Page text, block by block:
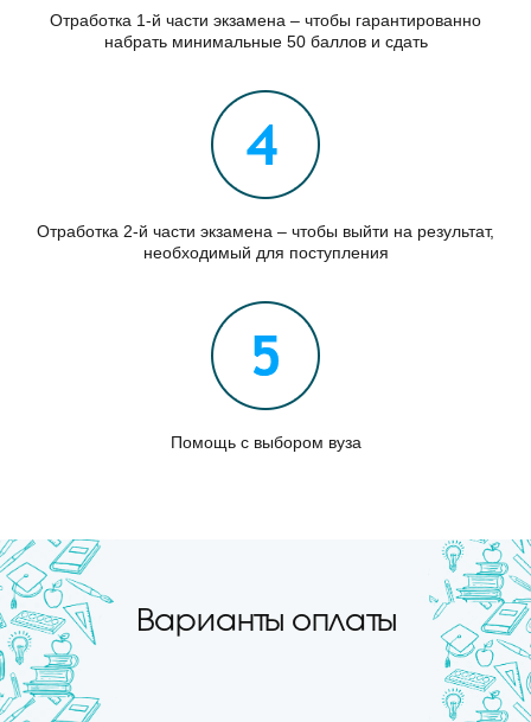
Отработка 1-й части экзамена – чтобы гарантированно
набрать минимальные 50 баллов и сдать
Отработка 2-й части экзамена – чтобы выйти на результат,
необходимый для поступления
Помощь с выбором вуза
Варианты оплаты